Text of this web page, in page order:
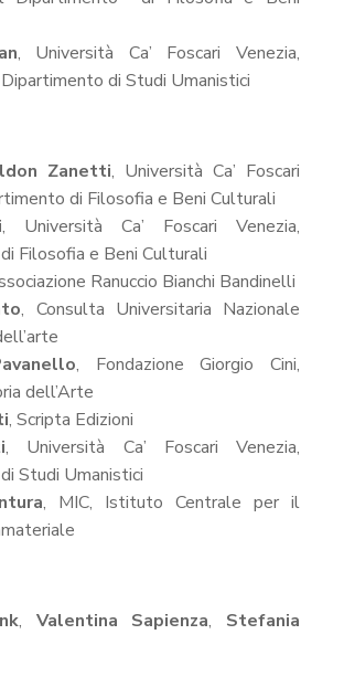
, Università Ca’ Foscari Venezia,
di Studi Umanistici
Zanetti, Università Ca’ Foscari
di Filosofia e Beni Culturali
, Università Ca’ Foscari Venezia,
Filosofia e Beni Culturali
Ranuccio Bianchi Bandinelli
, Consulta Universitaria Nazionale
, Fondazione Giorgio Cini,
dell’Arte
, Scripta Edizioni
, Università Ca’ Foscari Venezia,
Studi Umanistici
, MIC, Istituto Centrale per il
, Valentina Sapienza, Stefania